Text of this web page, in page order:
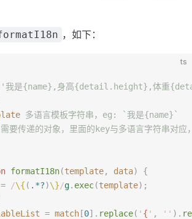
，如下：
ts
我是{name},身高{detail.height},体重
多语言模板字符串，eg: `我是{name}`
需要传递的对象，里面的key与多语言字符串
formatI18n(template, data)
{
= /\{ ( . *?)\}/g. exec(template);
= match [0]. replace( ' { ' , '' ).